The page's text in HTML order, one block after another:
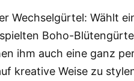
Wechselgürtel: Wählt
Boho-
ihm auch eine ganz
kreative Weise zu